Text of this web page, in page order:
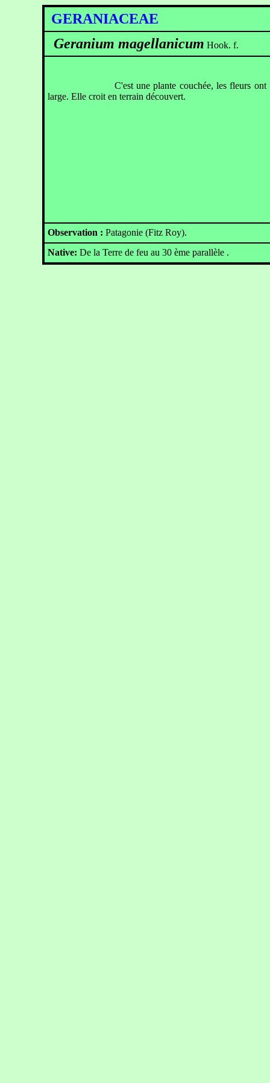
GERANIACEAE
Geranium magellanicum Hook. f.
C'est une plante couchée, les fleurs ont
large. Elle croit en terrain découvert.
Observation : Patagonie (Fitz Roy).
Native: De la Terre de feu au 30 ème parallèle .